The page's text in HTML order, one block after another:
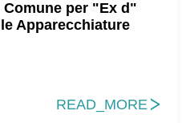
per "Ex d"
Apparecchiature
READ_MORE 